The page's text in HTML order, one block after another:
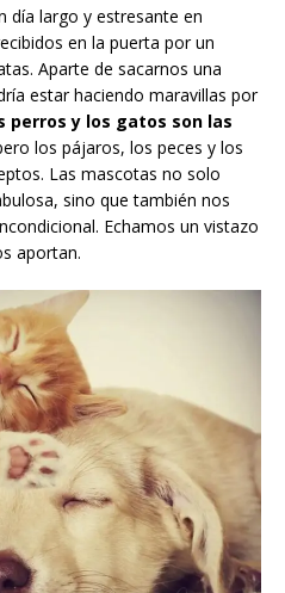
día largo y estresante en
en la puerta por un
Aparte de sacarnos una
estar haciendo maravillas por
perros y los gatos son las
los pájaros, los peces y los
Las mascotas no solo
sino que también nos
Echamos un vistazo
aportan.